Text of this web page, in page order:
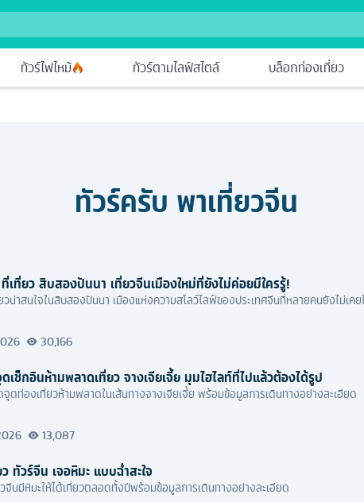
ทัวร์ไฟไหม้ ทัวร์ตามไลฟ์สไตล์ บล็อกท่องเที่ยว
ทัวร์ครับ พาเที่ยวจีน
เที่ยว สิบสองปันนา เที่ยวจีนเมืองใหม่ที่ยังไม่ค่อยมีใครรู้!
วน่าสนใจในสิบสองปันนา เมืองแห่งความสโลว์ไลฟ์ของประเทศจีนที่หลายคนยังไม่เคย
30,166
เช็กอินห้ามพลาดเที่ยว จางเจียเจี้ย มุมไฮไลท์ที่ไปแล้วต้องได้รูป
ดท่องเที่ยวห้ามพลาดในเส้นทางจางเจียเจี้ย พร้อมข้อมูลการเดินทางอย่างละเอียด
13,087
ทัวร์จีน เจอหิมะ แบบฉ่ำสะใจ
จีนมีหิมะให้ได้เที่ยวตลอดทั้งปีพร้อมข้อมูลการเดินทางอย่างละเอียด